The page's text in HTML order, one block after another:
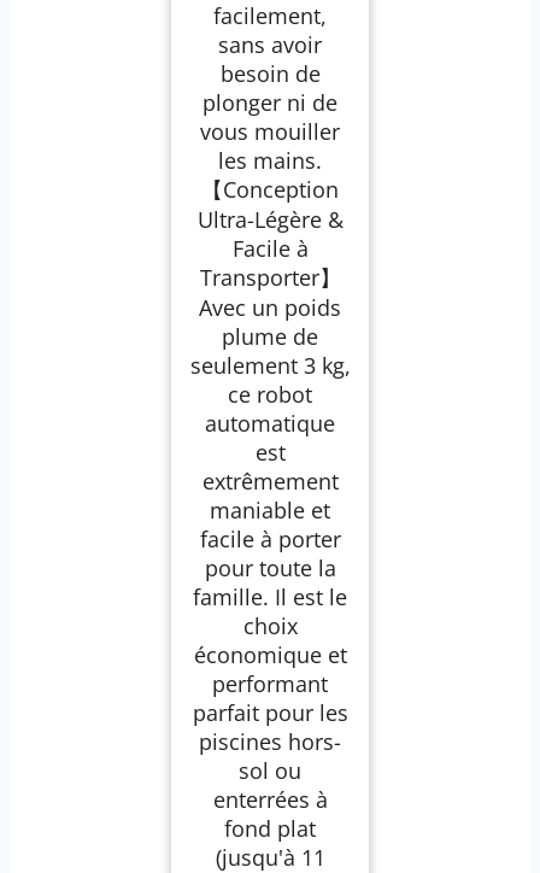
facilement,
sans avoir
besoin de
plonger ni de
vous mouiller
les mains.
【Conception
Ultra-Légère &
Facile à
Transporter】
Avec un poids
plume de
seulement 3 kg,
ce robot
automatique
est
extrêmement
maniable et
facile à porter
pour toute la
famille. Il est le
choix
économique et
performant
parfait pour les
piscines hors-
sol ou
enterrées à
fond plat
(jusqu'à 11